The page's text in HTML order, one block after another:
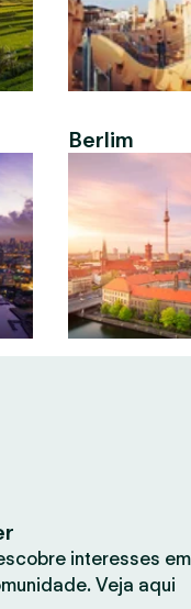
Berlim
interesses em
Veja aqui